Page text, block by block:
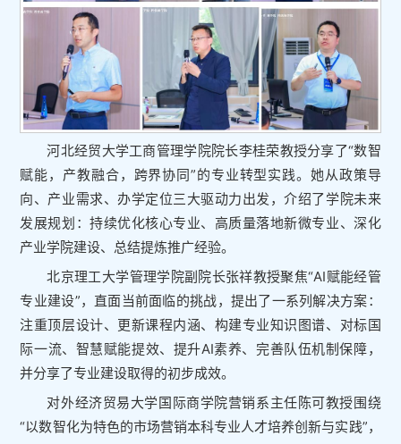
河北经贸大学工商管理学院院长李桂荣教授分享了“数智
赋能，产教融合，跨界协同”的专业转型实践。她从政策导
向、产业需求、办学定位三大驱动力出发，介绍了学院未来
发展规划：持续优化核心专业、高质量落地新微专业、深化
产业学院建设、总结提炼推广经验。
北京理工大学管理学院副院长张祥教授聚焦“AI赋能经管
专业建设”，直面当前面临的挑战，提出了一系列解决方案：
注重顶层设计、更新课程内涵、构建专业知识图谱、对标国
际一流、智慧赋能提效、提升AI素养、完善队伍机制保障，
并分享了专业建设取得的初步成效。
对外经济贸易大学国际商学院营销系主任陈可教授围绕
“以数智化为特色的市场营销本科专业人才培养创新与实践”，